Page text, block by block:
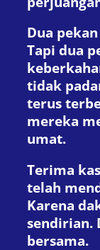
Dua
Tapi dua
tidak
terus
mereka
umat.
Terima
telah
Karena
sendirian.
bersama.